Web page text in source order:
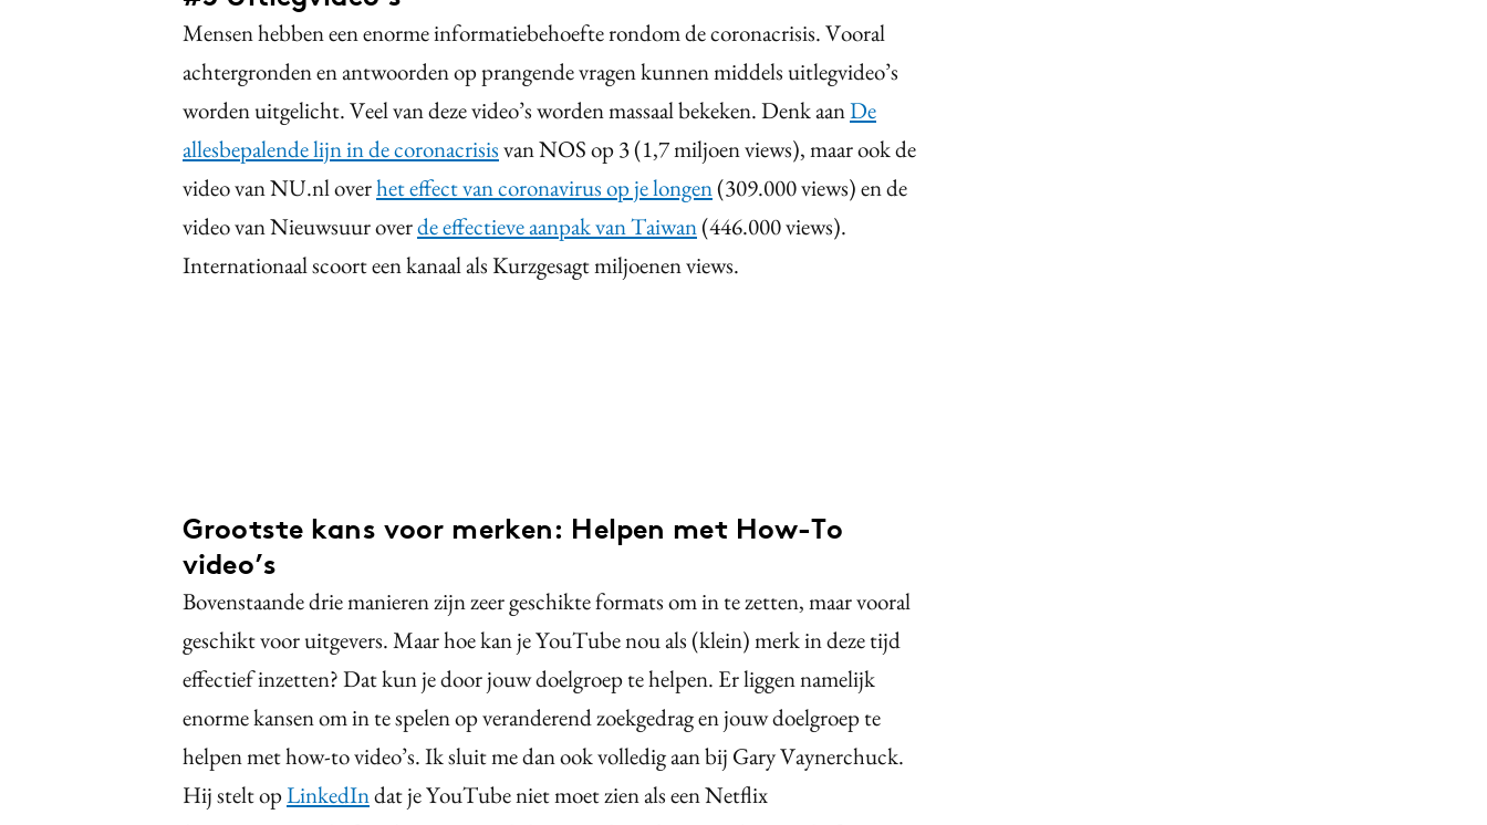
Mensen hebben een enorme informatiebehoefte rondom de coronacrisis. Vooral
achtergronden en antwoorden op prangende vragen kunnen middels uitlegvideo’s
worden uitgelicht. Veel van deze video’s worden massaal bekeken. Denk aanDe
allesbepalende lijn in de coronacrisisvan NOS op 3 (1,7 miljoen views), maar ook de
video van NU.nl overhet effect van coronavirus op je longen(309.000 views) en de
video van Nieuwsuur overde effectieve aanpak van Taiwan(446.000 views).
Internationaal scoort een kanaal als Kurzgesagt miljoenen views.
Grootste kans voor merken: Helpen met How-To
video’s
Bovenstaande drie manieren zijn zeer geschikte formats om in te zetten, maar vooral
geschikt voor uitgevers. Maar hoe kan je YouTube nou als (klein) merk in deze tijd
effectief inzetten? Dat kun je door jouw doelgroep te helpen. Er liggen namelijk
enorme kansen om in te spelen op veranderend zoekgedrag en jouw doelgroep te
helpen met how-to video’s. Ik sluit me dan ook volledig aan bij Gary Vaynerchuck.
Hij stelt opLinkedIndat je YouTube niet moet zien als een Netflix